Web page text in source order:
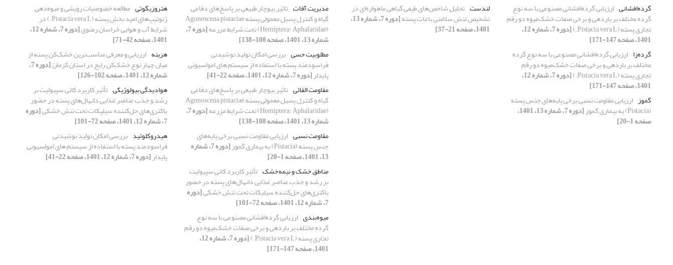
گرده‌افشانی ارزیابی گرده‌افشانی مصنوعی با سه نوع
گرده مختلف بر باردهی و برخی صفات خشک‌میوه دو رقم
تجاری پسته (Pistacia vera L.) [دوره 7، شماره 12،
1401، صفحه 147-171]
گرده‌زا ارزیابی گرده‌افشانی مصنوعی با سه نوع گرده
مختلف بر باردهی و برخی صفات خشک‌میوه دو رقم
تجاری پسته (Pistacia vera L.) [دوره 7، شماره 12،
1401، صفحه 147-171]
گموز ارزیابی مقاومت نسبی برخی پایه‌های جنس پسته
(Pistacia) به بیماری گموز [دوره 7، شماره 13، 1401،
صفحه 1-20]
لندست تحلیل شاخص‌های طیفی گیاهی ماهواره‌ای در
تشخیص تنش سلامتی باغات پسته [دوره 7، شماره 13،
1401، صفحه 21-37]
مدیریت آفات تاثیر بیوچار طبیعی بر پاسخ‌های دفاعی
گیاه و کنترل پسیل معمولی پسته Agonoscena pistaciae
(Hemiptera: Aphalaridae) تحت شرایط مزرعه [دوره 7،
شماره 13، 1401، صفحه 108-138]
مطلوبیت حسی بررسی امکان تولید نوشیدنی
فراسودمند پسته با استفاده از سیستم ‏های امولسیونی
پایدار[دوره 7، شماره 12، 1401، صفحه 22-41]
مقاومت القائی تاثیر بیوچار طبیعی بر پاسخ‌های دفاعی
گیاه و کنترل پسیل معمولی پسته Agonoscena pistaciae
(Hemiptera: Aphalaridae) تحت شرایط مزرعه [دوره 7،
شماره 13، 1401، صفحه 108-138]
مقاومت نسبی ارزیابی مقاومت نسبی برخی پایه‌های
جنس پسته (Pistacia) به بیماری گموز [دوره 7، شماره
13، 1401، صفحه 1-20]
مناطق خشک و نیمه‌خشک تأثیر کاربرد کانی سپیولیت
بر رشد و جذب عناصر غذایی دانهال‌های پسته در حضور
باکتری‌های حل‌کننده سیلیکات تحت تنش خشکی[دوره
7، شماره 12، 1401، صفحه 72-101]
میوه‌بندی ارزیابی گرده‌افشانی مصنوعی با سه نوع
گرده مختلف بر باردهی و برخی صفات خشک‌میوه دو رقم
تجاری پسته (Pistacia vera L.) [دوره 7، شماره 12،
1401، صفحه 147-171]
هتروزیگوتی مطالعه خصوصیات رویشی و میوه‌دهی
ژنوتیپ‌های امید بخش پسته (Pistacia vera L.) در
شرایط آب و هوایی خراسان رضوی [دوره 7، شماره 12،
1401، صفحه 42-71]
هزینه ارزیابی و معرفی مناسب‌ترین خشک‌کن پسته از
میان چهار نوع خشک‌کن رایج در استان کرمان [دوره 7،
شماره 12، 1401، صفحه 102-126]
هوادیدگی بیولوژیکی تأثیر کاربرد کانی سپیولیت بر
رشد و جذب عناصر غذایی دانهال‌های پسته در حضور
باکتری‌های حل‌کننده سیلیکات تحت تنش خشکی[دوره
7، شماره 12، 1401، صفحه 72-101]
هیدروکلوئید بررسی امکان تولید نوشیدنی
فراسودمند پسته با استفاده از سیستم ‏های امولسیونی
پایدار[دوره 7، شماره 12، 1401، صفحه 22-41]